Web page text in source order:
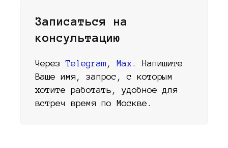
Записаться на
консультацию
ЧерезTelegram , Max . Напишите
Ваше имя, запрос, с которым
хотите работать, удобное для
встреч время по Москве.